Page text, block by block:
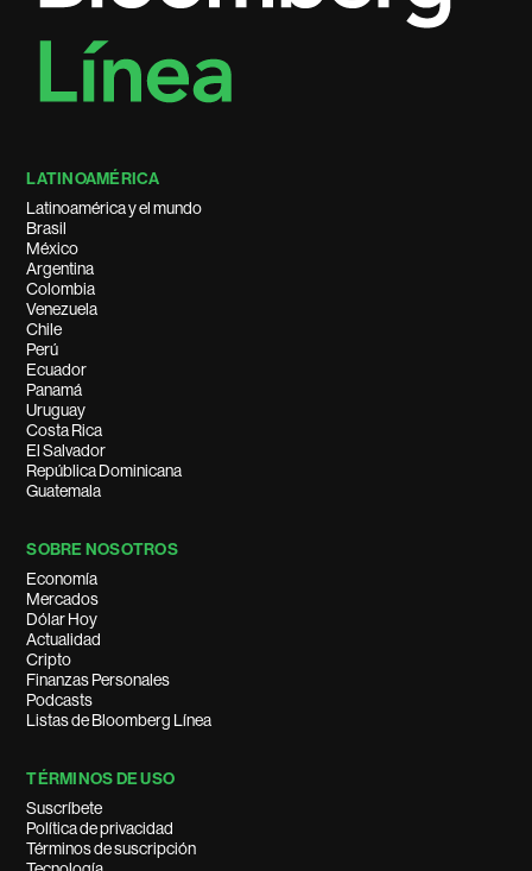
LATINOAMÉRICA
Latinoamérica y el mundo
Brasil
México
Argentina
Colombia
Venezuela
Chile
Perú
Ecuador
Panamá
Uruguay
Costa Rica
El Salvador
República Dominicana
Guatemala
SOBRE NOSOTROS
Economía
Mercados
Dólar Hoy
Actualidad
Cripto
Finanzas Personales
Podcasts
Listas de Bloomberg Línea
TÉRMINOS DE USO
Suscríbete
Política de privacidad
Términos de suscripción